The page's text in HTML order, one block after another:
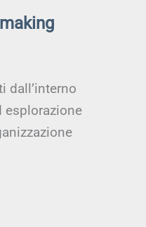
dall’interno
esplorazione